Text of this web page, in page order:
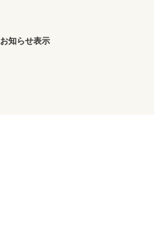
お知らせ表示